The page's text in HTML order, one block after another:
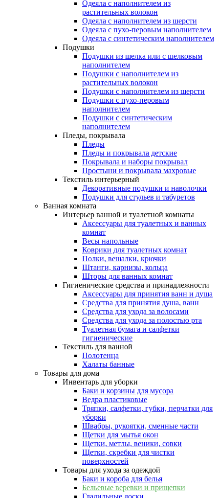
Одеяла с наполнителем из
растительных волокон
Одеяла с наполнителем из шерсти
Одеяла с пухо-перовым наполнителем
Одеяла с синтетическим наполнителем
Подушки
Подушки из шелка или с шелковым
наполнителем
Подушки с наполнителем из
растительных волокон
Подушки с наполнителем из шерсти
Подушки с пухо-перовым
наполнителем
Подушки с синтетическим
наполнителем
Пледы, покрывала
Пледы
Пледы и покрывала детские
Покрывала и наборы покрывал
Простыни и покрывала махровые
Текстиль интерьерный
Декоративные подушки и наволочки
Подушки для стульев и табуретов
Ванная комната
Интерьер ванной и туалетной комнаты
Аксессуары для туалетных и ванных
комнат
Весы напольные
Коврики для туалетных комнат
Полки, вешалки, крючки
Штанги, карнизы, кольца
Шторы для ванных комнат
Гигиенические средства и принадлежности
Аксессуары для принятия ванн и душа
Средства для принятия душа, ванн
Средства для ухода за волосами
Средства для ухода за полостью рта
Туалетная бумага и салфетки
гигиенические
Текстиль для ванной
Полотенца
Халаты банные
Товары для дома
Инвентарь для уборки
Баки и корзины для мусора
Ведра пластиковые
Тряпки, салфетки, губки, перчатки для
уборки
Швабры, рукоятки, сменные части
Щетки для мытья окон
Щетки, метлы, веники, совки
Щетки, скребки для чистки
поверхностей
Товары для ухода за одеждой
Баки и короба для белья
Бельевые веревки и прищепки
Гладильные доски